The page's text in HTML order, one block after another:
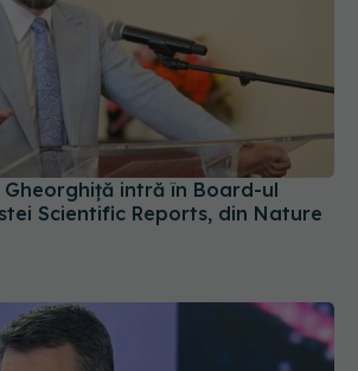
Gheorghiță intră în Board-ul
Scientific Reports, din Nature